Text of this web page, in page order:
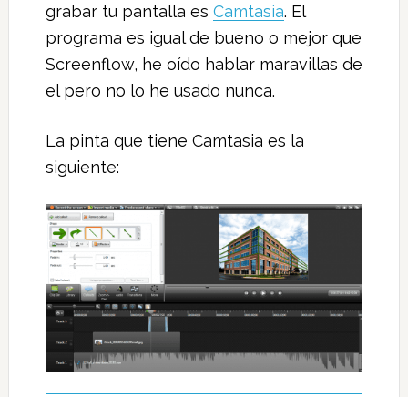
grabar tu pantalla es Camtasia. El
programa es igual de bueno o mejor que
Screenflow, he oído hablar maravillas de
el pero no lo he usado nunca.
La pinta que tiene Camtasia es la
siguiente: